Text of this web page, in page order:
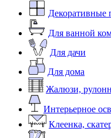
Декоративные
Для ванной
Для дачи
Для дома
Жалюзи,
Интерьерное
Клеенка,